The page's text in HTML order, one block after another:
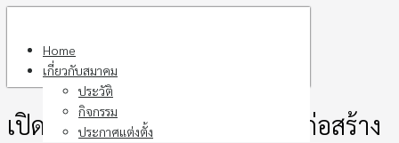
contentHome
เกี่ยวกับสมาคม
ประวัติ
กิจกรรม
ประกาศแต่งตั้ง
เปิดศักราชใหม่พลิกโฉมวงการก่อสร้าง